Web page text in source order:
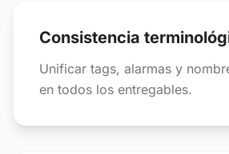
Consistencia
Unificar tags, alarmas y
en todos los entregables.